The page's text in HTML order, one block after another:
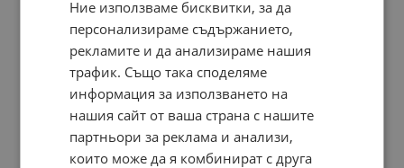
Ние използваме бисквитки, за да
персонализираме съдържанието,
рекламите и да анализираме нашия
трафик. Също така споделяме
информация за използването на
нашия сайт от ваша страна с нашите
партньори за реклама и анализи,
които може да я комбинират с друга